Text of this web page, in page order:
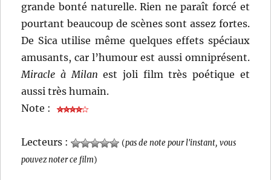
grande bonté naturelle. Rien ne paraît forcé et
pourtant beaucoup de scènes sont assez fortes.
De Sica utilise même quelques effets spéciaux
amusants, car l’humour est aussi omniprésent.
Miracle à Milan est joli film très poétique et
aussi très humain.
Note :
Lecteurs : (pas de note pour l'instant, vous
pouvez noter ce film)